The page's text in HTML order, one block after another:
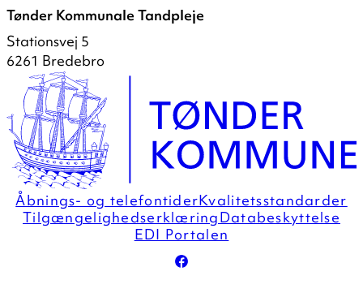
Tønder Kommunale Tandpleje
Stationsvej 5
6261 Bredebro
Åbnings- og telefontiderKvalitetsstandarder
TilgængelighedserklæringDatabeskyttelse
EDI Portalen